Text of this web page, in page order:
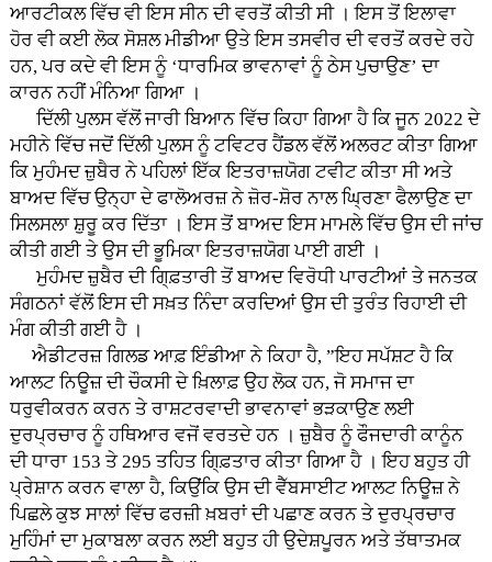
ਆਰਟੀਕਲ ਵਿੱਚ ਵੀ ਇਸ ਸੀਨ ਦੀ ਵਰਤੋਂ ਕੀਤੀ ਸੀ । ਇਸ ਤੋਂ ਇਲਾਵਾ
ਹੋਰ ਵੀ ਕਈ ਲੋਕ ਸੋਸ਼ਲ ਮੀਡੀਆ ਉਤੇ ਇਸ ਤਸਵੀਰ ਦੀ ਵਰਤੋਂ ਕਰਦੇ ਰਹੇ
ਹਨ, ਪਰ ਕਦੇ ਵੀ ਇਸ ਨੂੰ ‘ਧਾਰਮਿਕ ਭਾਵਨਾਵਾਂ ਨੂੰ ਠੇਸ ਪੁਚਾਉਣ’ ਦਾ
ਕਾਰਨ ਨਹੀਂ ਮੰਨਿਆ ਗਿਆ ।
ਦਿੱਲੀ ਪੁਲਸ ਵੱਲੋਂ ਜਾਰੀ ਬਿਆਨ ਵਿੱਚ ਕਿਹਾ ਗਿਆ ਹੈ ਕਿ ਜੂਨ 2022 ਦੇ
ਮਹੀਨੇ ਵਿੱਚ ਜਦੋਂ ਦਿੱਲੀ ਪੁਲਸ ਨੂੰ ਟਵਿਟਰ ਹੈਂਡਲ ਵੱਲੋਂ ਅਲਰਟ ਕੀਤਾ ਗਿਆ
ਕਿ ਮੁਹੰਮਦ ਜ਼ੁਬੈਰ ਨੇ ਪਹਿਲਾਂ ਇੱਕ ਇਤਰਾਜ਼ਯੋਗ ਟਵੀਟ ਕੀਤਾ ਸੀ ਅਤੇ
ਬਾਅਦ ਵਿੱਚ ਉਨ੍ਹਾ ਦੇ ਫਾਲੋਅਰਜ਼ ਨੇ ਜ਼ੋਰ-ਸ਼ੋਰ ਨਾਲ ਘ੍ਰਿਣਾ ਫੈਲਾਉਣ ਦਾ
ਸਿਲਸਲਾ ਸ਼ੁਰੂ ਕਰ ਦਿੱਤਾ । ਇਸ ਤੋਂ ਬਾਅਦ ਇਸ ਮਾਮਲੇ ਵਿੱਚ ਉਸ ਦੀ ਜਾਂਚ
ਕੀਤੀ ਗਈ ਤੇ ਉਸ ਦੀ ਭੂਮਿਕਾ ਇਤਰਾਜ਼ਯੋਗ ਪਾਈ ਗਈ ।
ਮੁਹੰਮਦ ਜ਼ੁਬੈਰ ਦੀ ਗਿ੍ਫ਼ਤਾਰੀ ਤੋਂ ਬਾਅਦ ਵਿਰੋਧੀ ਪਾਰਟੀਆਂ ਤੇ ਜਨਤਕ
ਸੰਗਠਨਾਂ ਵੱਲੋਂ ਇਸ ਦੀ ਸਖ਼ਤ ਨਿੰਦਾ ਕਰਦਿਆਂ ਉਸ ਦੀ ਤੁਰੰਤ ਰਿਹਾਈ ਦੀ
ਮੰਗ ਕੀਤੀ ਗਈ ਹੈ ।
ਐਡੀਟਰਜ਼ ਗਿਲਡ ਆਫ਼ ਇੰਡੀਆ ਨੇ ਕਿਹਾ ਹੈ, ”ਇਹ ਸਪੱਸ਼ਟ ਹੈ ਕਿ
ਆਲਟ ਨਿਊਜ਼ ਦੀ ਚੌਕਸੀ ਦੇ ਖ਼ਿਲਾਫ਼ ਉਹ ਲੋਕ ਹਨ, ਜੋ ਸਮਾਜ ਦਾ
ਧਰੁਵੀਕਰਨ ਕਰਨ ਤੇ ਰਾਸ਼ਟਰਵਾਦੀ ਭਾਵਨਾਵਾਂ ਭੜਕਾਉਣ ਲਈ
ਦੁਰਪ੍ਰਚਾਰ ਨੂੰ ਹਥਿਆਰ ਵਜੋਂ ਵਰਤਦੇ ਹਨ । ਜ਼ੁਬੈਰ ਨੂੰ ਫੌਜਦਾਰੀ ਕਾਨੂੰਨ
ਦੀ ਧਾਰਾ 153 ਤੇ 295 ਤਹਿਤ ਗਿ੍ਫ਼ਤਾਰ ਕੀਤਾ ਗਿਆ ਹੈ । ਇਹ ਬਹੁਤ ਹੀ
ਪ੍ਰੇਸ਼ਾਨ ਕਰਨ ਵਾਲਾ ਹੈ, ਕਿਉਂਕਿ ਉਸ ਦੀ ਵੈੱਬਸਾਈਟ ਆਲਟ ਨਿਊਜ਼ ਨੇ
ਪਿਛਲੇ ਕੁਝ ਸਾਲਾਂ ਵਿੱਚ ਫਰਜ਼ੀ ਖ਼ਬਰਾਂ ਦੀ ਪਛਾਣ ਕਰਨ ਤੇ ਦੁਰਪ੍ਰਚਾਰ
ਮੁਹਿੰਮਾਂ ਦਾ ਮੁਕਾਬਲਾ ਕਰਨ ਲਈ ਬਹੁਤ ਹੀ ਉਦੇਸ਼ਪੂਰਨ ਅਤੇ ਤੱਥਾਤਮਕ